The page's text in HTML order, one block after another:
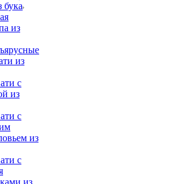
бука
из
из
с
из
с
из
с
из